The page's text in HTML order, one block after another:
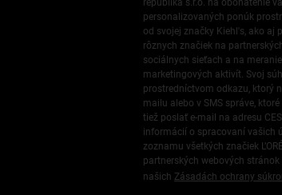
republika s.r.o. na obohatenie
personalizovaných ponúk
od svojej značky Kiehl's, ako aj
rôznych značiek na
sociálnych sieťach a na
marketingových aktivít. Svoj
prostredníctvom odkazu, ktorý
mailu alebo v SMS správe,
tiež poslať e-mail na adresu
informácií o spracovaní vašich
zoznamu všetkých značiek
partnerských webových
našich Zásadách ochrany